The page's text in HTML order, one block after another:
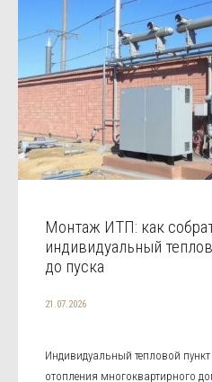
Монтаж ИТП: как
индивидуальный
до пуска
21.07.2026
Индивидуальный тепловой пункт
отопления многоквартирного